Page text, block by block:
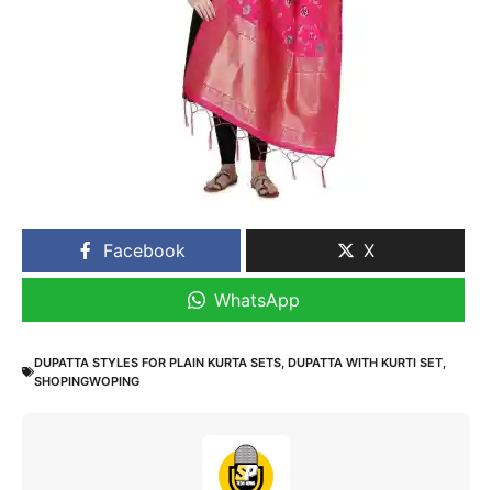
Facebook X
WhatsApp
DUPATTA STYLES FOR PLAIN KURTA SETS DUPATTA WITH KURTI SET
SHOPINGWOPING